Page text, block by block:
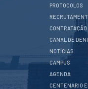
PROTOCOLOS
CANAL DE
NOTÍCIAS
CAMPUS
AGENDA
CENTENÁRIO